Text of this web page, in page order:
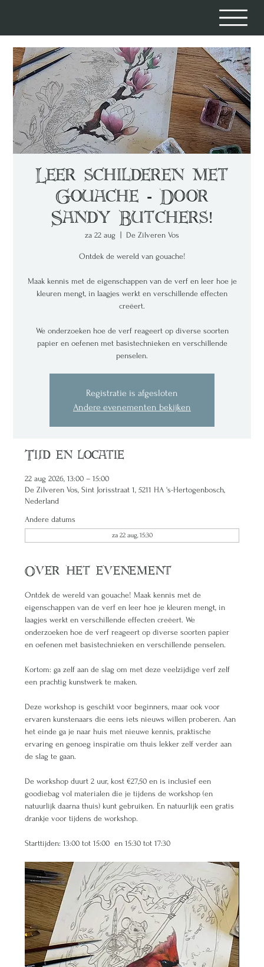
Leer schilderen met
Gouache - Door
Sandy Butchers!
za 22 aug De Zilveren Vos
Ontdek de wereld van gouache!
Maak kennis met de eigenschappen van de verf en leer hoe je
kleuren mengt, in laagjes werkt en verschillende effecten
creëert.
We onderzoeken hoe de verf reageert op diverse soorten
papier en oefenen met basistechnieken en verschillende
penselen.
Registratie is afgesloten
Andere evenementen bekijken
Tijd en locatie
22 aug 2026, 13:00 – 15:00
De Zilveren Vos, Sint Jorisstraat 1, 5211 HA 's-Hertogenbosch,
Nederland
Andere datums
za 22 aug, 15:30
Over het evenement
Ontdek de wereld van gouache! Maak kennis met de
eigenschappen van de verf en leer hoe je kleuren mengt, in
laagjes werkt en verschillende effecten creëert. We
onderzoeken hoe de verf reageert op diverse soorten papier
en oefenen met basistechnieken en verschillende penselen.
Kortom: ga zelf aan de slag om met deze veelzijdige verf zelf
een prachtig kunstwerk te maken.
Deze workshop is geschikt voor beginners, maar ook voor
ervaren kunstenaars die eens iets nieuws willen proberen. Aan
het einde ga je naar huis met nieuwe kennis, praktische
ervaring en genoeg inspiratie om thuis lekker zelf verder aan
de slag te gaan.
De workshop duurt 2 uur, kost €27,50 en is inclusief een
goodiebag vol materialen die je tijdens de workshop (en
natuurlijk daarna thuis) kunt gebruiken. En natuurlijk een gratis
drankje voor tijdens de workshop.
Starttijden: 13:00 tot 15:00  en 15:30 tot 17:30